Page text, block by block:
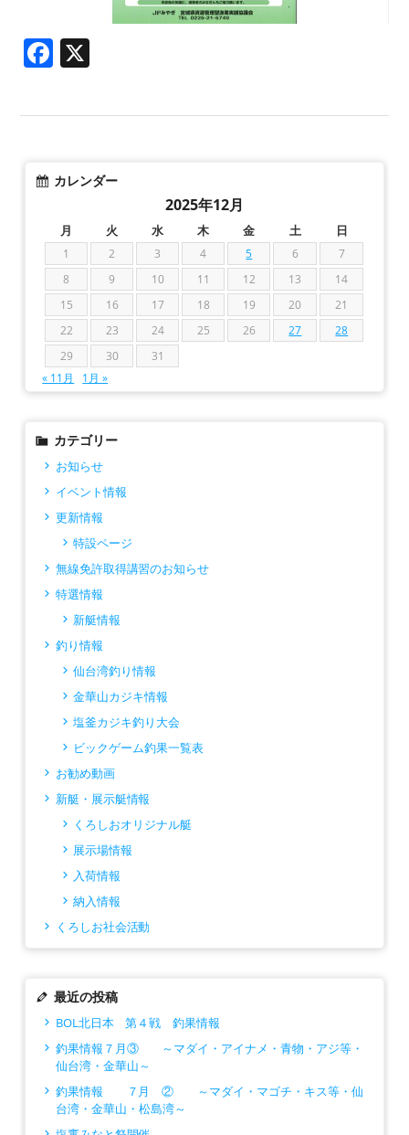
Facebook
カレンダー
2025年12月
月 火 水 木 金 土 日
1 2 3 4 5 6
7
8
9 10 11 12 13
14
15
16 17 18 19 20
21
22
23 24 25 26 27
28
29
30
31
« 11月
1月 »
カテゴリー
お知らせ
イベント情報
更新情報
特設ページ
無線免許取得講習のお知らせ
特選情報
新艇情報
釣り情報
仙台湾釣り情報
金華山カジキ情報
塩釜カジキ釣り大会
ビックゲーム釣果一覧表
お勧め動画
新艇・展示艇情報
くろしおオリジナル艇
展示場情報
入荷情報
納入情報
くろしお社会活動
最近の投稿
BOL北日本 第４戦 釣果情報
釣果情報７月③ ～マダイ・アイナメ・青物・アジ等・
仙台湾・金華山～
釣果情報 ７月 ② ～マダイ・マゴチ・キス等・仙
台湾・金華山・松島湾～